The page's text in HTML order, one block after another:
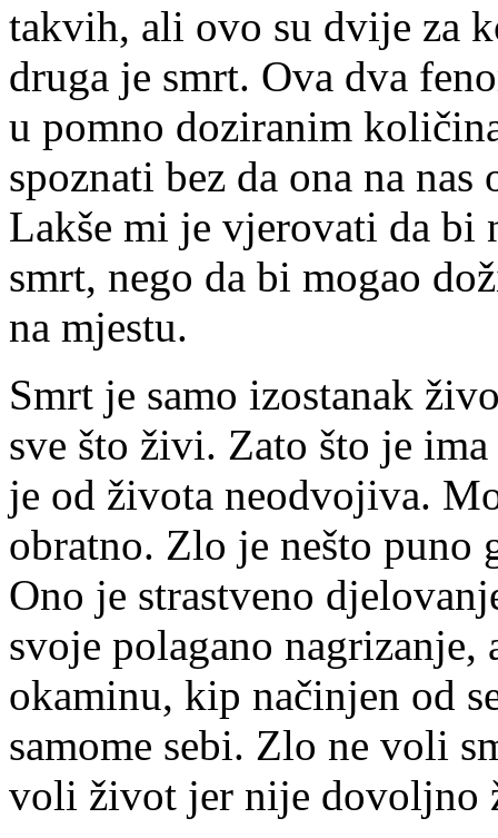
takvih, ali ovo su dvije za
druga je smrt. Ova dva
u pomno doziranim
spoznati bez da ona na
Lakše mi je vjerovati da bi
smrt, nego da bi mogao
na mjestu.
Smrt je samo izostanak
sve što živi. Zato što je
je od života neodvojiva.
obratno. Zlo je nešto puno
Ono je strastveno
svoje polagano nagrizanje,
okaminu, kip načinjen od
samome sebi. Zlo ne voli
voli život jer nije dovoljno